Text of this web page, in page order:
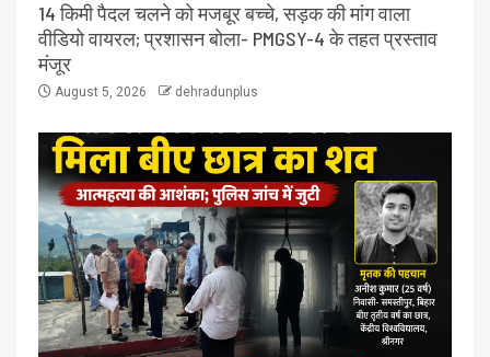
14 किमी पैदल चलने को मजबूर बच्चे, सड़क की मांग वाला
वीडियो वायरल; प्रशासन बोला- PMGSY-4 के तहत प्रस्ताव
मंजूर
August 5, 2026 dehradunplus